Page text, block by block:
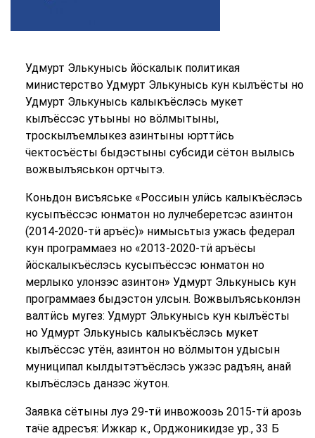
Удмурт Элькунысь йӧскалык политикая
министерство Удмурт Элькунысь кун кылъёсты но
Удмурт Элькунысь калыкъёслэсь мукет
кылъёссэс утьыны но вӧлмытыны,
троскылъемлыкез азинтыны юрттӥсь
ӵектосъёсты быдэстыны субсиди сётон вылысь
вожвылъяськон ортчытэ.
Коньдон висъяське «Россиын улӥсь калыкъёслэсь
кусыпъёссэс юнматон но лулчеберетсэс азинтон
(2014-2020-тӥ аръёс)» нимысьтыз ужась федерал
кун программаез но «2013-2020-тӥ аръёсы
йӧскалыкъёслэсь кусыпъёссэс юнматон но
мерлыко улонзэс азинтон» Удмурт Элькунысь кун
программаез быдэстон улсын. Вожвылъяськонлэн
валтӥсь мугез: Удмурт Элькунысь кун кылъёсты
но Удмурт Элькунысь калыкъёслэсь мукет
кылъёссэс утён, азинтон но вӧлмытон удысын
муниципал кылдытэтъёслэсь ужзэс радъян, анай
кылъёслэсь данзэс ӝутон.
Заявка сётыны луэ 29-тӥ инвожоозь 2015-тӥ арозь
таӵе адресъя: Ижкар к., Орджоникидзе ур., 33 Б